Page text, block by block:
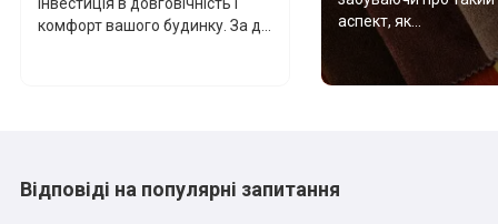
комфорт вашого будинку. За д...
аспект, як...
Відповіді на популярні запитання